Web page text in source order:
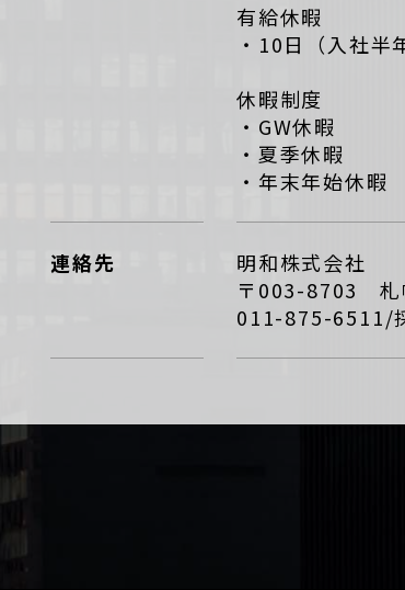
有給休暇
・10日（入社半
休暇制度
・GW休暇
・夏季休暇
・年末年始休暇
連絡先
明和株式会社
〒003-8703 札
011-875-6511/